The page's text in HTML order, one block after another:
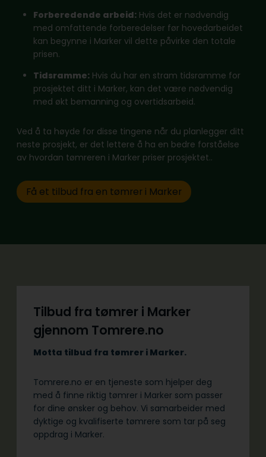
Forberedende arbeid: Hvis det er nødvendig
med omfattende forberedelser før hovedarbeidet
kan begynne i Marker vil dette påvirke den totale
prisen.
Tidsramme: Hvis du har en stram tidsramme for
prosjektet ditt i Marker, kan det være nødvendig
med økt bemanning og overtidsarbeid.
Ved å ta høyde for disse tingene når du planlegger ditt
neste prosjekt, er det lettere å ha en bedre forståelse
av hvordan tømreren i Marker priser prosjektet..
Få et tilbud fra en tømrer i Marker
Tilbud fra tømrer i Marker
gjennom Tomrere.no
Motta tilbud fra tømrer i Marker.
Tomrere.no er en tjeneste som hjelper deg
med å finne riktig tømrer i Marker som passer
for dine ønsker og behov. Vi samarbeider med
dyktige og kvalifiserte tømrere som tar på seg
oppdrag i Marker.